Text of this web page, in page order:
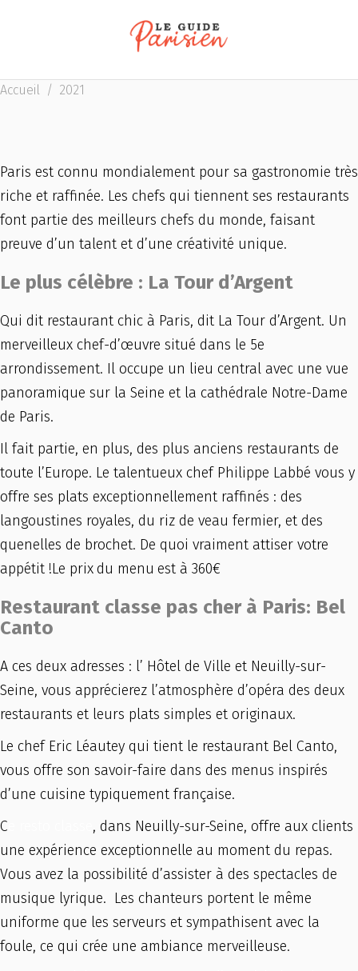
Accueil / 2021
Paris est connu mondialement pour sa gastronomie très
riche et raffinée. Les chefs qui tiennent ses restaurants
font partie des meilleurs chefs du monde, faisant
preuve d’un talent et d’une créativité unique.
Le plus célèbre : La Tour d’Argent
Qui dit restaurant chic à Paris, dit La Tour d’Argent. Un
merveilleux chef-d’œuvre situé dans le 5e
arrondissement. Il occupe un lieu central avec une vue
panoramique sur la Seine et la cathédrale Notre-Dame
de Paris.
Il fait partie, en plus, des plus anciens restaurants de
toute l’Europe. Le talentueux chef Philippe Labbé vous y
offre ses plats exceptionnellement raffinés : des
langoustines royales, du riz de veau fermier, et des
quenelles de brochet. De quoi vraiment attiser votre
appétit !Le prixdu menu est à 360€
Restaurant classe pas cher à Paris: Bel
Canto
A ces deux adresses : l’ Hôtel de Ville et Neuilly-sur-
Seine, vous apprécierez l’atmosphère d’opéra des deux
restaurants et leurs plats simples et originaux.
Le chef Eric Léautey qui tient le restaurant Bel Canto,
vous offre son savoir-faire dans des menus inspirés
d’une cuisine typiquement française.
C
, dans Neuilly-sur-Seine, offre aux clients
une expérience exceptionnelle au moment du repas.
Vous avez la possibilité d’assister à des spectacles de
musique lyrique. Les chanteurs portent le même
uniforme que les serveurs et sympathisent avec la
foule, ce qui crée une ambiance merveilleuse.